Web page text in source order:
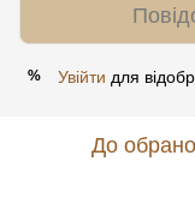
% Увійти для
До